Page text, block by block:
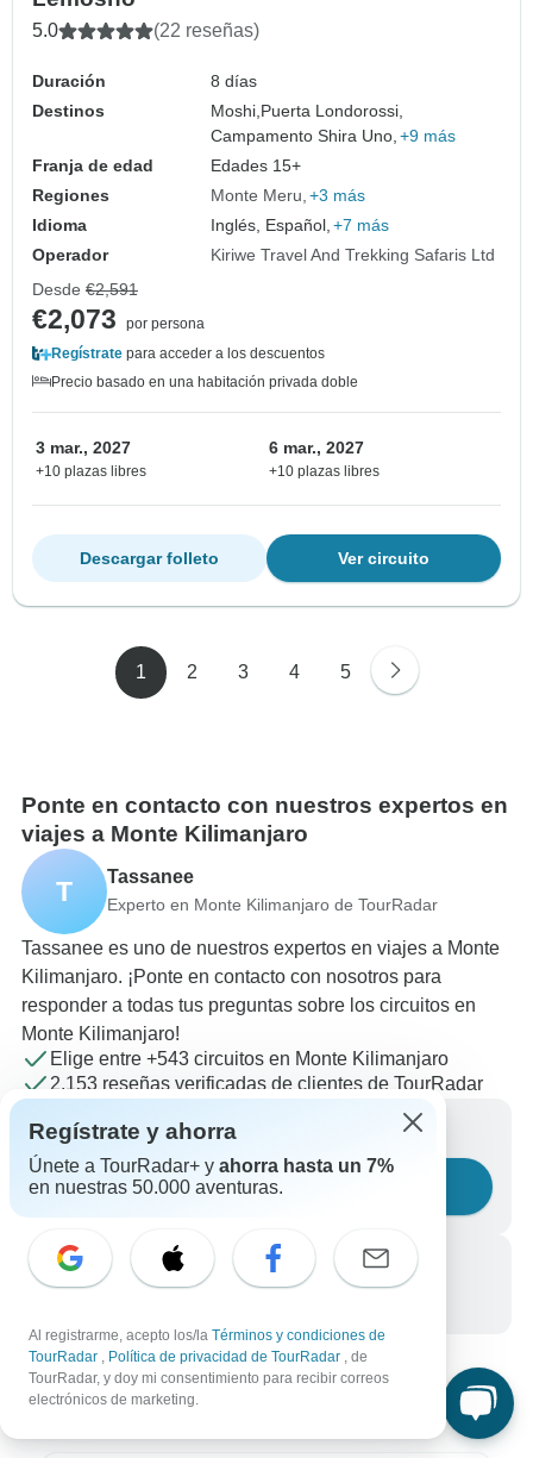
5.0 (22 reseñas)
Duración
8 días
Destinos
Moshi,Puerta Londorossi,
Campamento Shira Uno, +9 más
Franja de edad
Edades 15+
Regiones
Monte Meru +3 más
Idioma
Inglés, Español, +7 más
Operador
Kiriwe Travel And Trekking Safaris Ltd
Desde €2,591
€2,073
por persona
Regístrate para acceder a los descuentos
Precio basado en una habitación privada doble
3 mar., 2027
+10 plazas libres
6 mar., 2027
+10 plazas libres
Ver circuito
Descargar folleto
1 2 3 4 5
Ponte en contacto con nuestros expertos en
viajes a Monte Kilimanjaro
T Tassanee
Experto en Monte Kilimanjaro de TourRadar
Tassanee es uno de nuestros expertos en viajes a Monte
Kilimanjaro. ¡Ponte en contacto con nosotros para
responder a todas tus preguntas sobre los circuitos en
Monte Kilimanjaro!
Elige entre +543 circuitos en Monte Kilimanjaro
2,153 reseñas verificadas de clientes de TourRadar
Escríbenos un mensaje
Haznos una pregunta
Llámanos
Regístrate y ahorra
Únete a TourRadar+ y ahorra hasta un 7%
en nuestras 50.000 aventuras.
Al registrarme, acepto los/la Términos y condiciones de
TourRadar , Política de privacidad de TourRadar , de
TourRadar, y doy mi consentimiento para recibir correos
electrónicos de marketing.